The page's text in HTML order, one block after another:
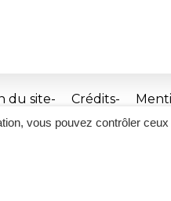
vous pouvez contrôler ceux
du site Crédits